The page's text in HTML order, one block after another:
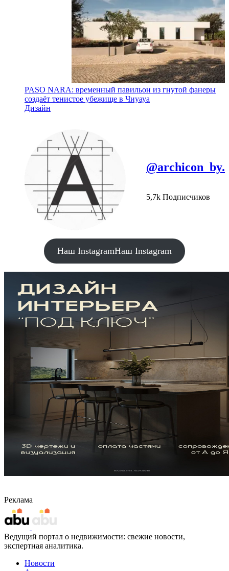
PASO NARA: временный павильон из гнутой фанеры
создаёт тенистое убежище в Чиуауа
Дизайн
@archicon_by.
5,7k Подписчиков
Наш InstagramНаш Instagram
Реклама
Ведущий портал о недвижимости: свежие новости,
экспертная аналитика.
Новости